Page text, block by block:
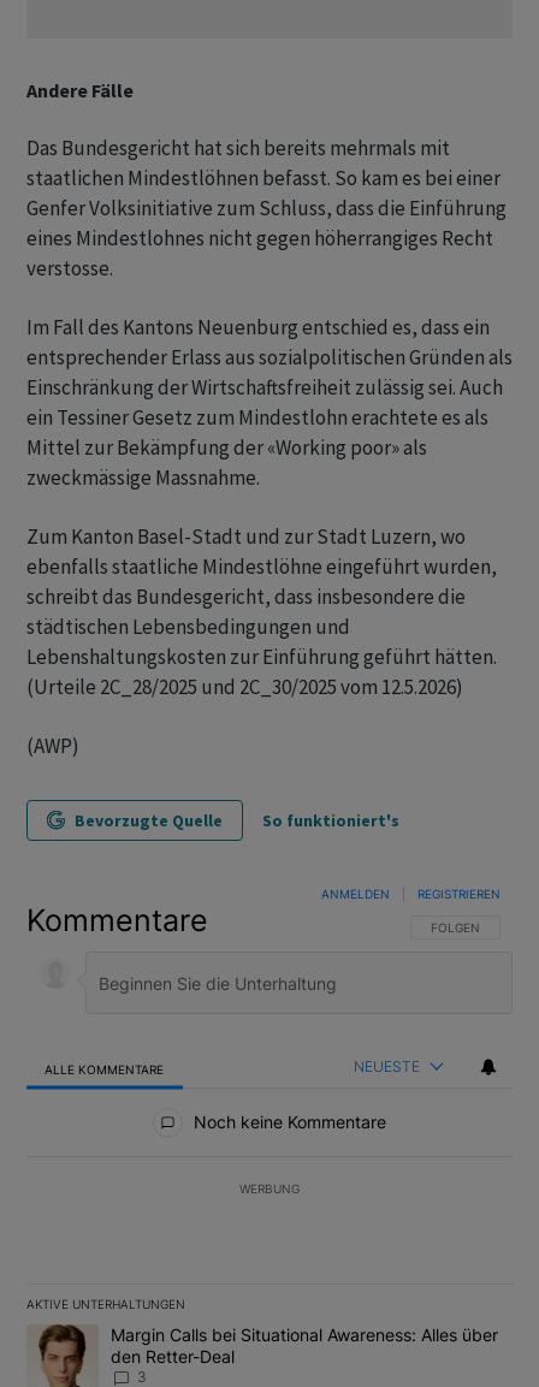
Andere Fälle
Das Bundesgericht hat sich bereits mehrmals mit
staatlichen Mindestlöhnen befasst. So kam es bei einer
Genfer Volksinitiative zum Schluss, dass die Einführung
eines Mindestlohnes nicht gegen höherrangiges Recht
verstosse.
Im Fall des Kantons Neuenburg entschied es, dass ein
entsprechender Erlass aus sozialpolitischen Gründen als
Einschränkung der Wirtschaftsfreiheit zulässig sei. Auch
ein Tessiner Gesetz zum Mindestlohn erachtete es als
Mittel zur Bekämpfung der «Working poor» als
zweckmässige Massnahme.
Zum Kanton Basel-Stadt und zur Stadt Luzern, wo
ebenfalls staatliche Mindestlöhne eingeführt wurden,
schreibt das Bundesgericht, dass insbesondere die
städtischen Lebensbedingungen und
Lebenshaltungskosten zur Einführung geführt hätten.
(Urteile 2C_28/2025 und 2C_30/2025 vom 12.5.2026)
(AWP)
Bevorzugte Quelle So funktioniert's
Kommentare FOLGE DIESER
FOLGEN
ANMELDEN REGISTRIEREN
ALLE KOMMENTARE NEUESTE
Noch keine Kommentare
WERBUNG
AKTIVE UNTERHALTUNGEN
Das Folgende ist eine Liste der am meisten kommentierten
Ein Trendartikel mit dem Titel "Margin Calls bei Situational
Margin Calls bei Situational Awareness: Alles über
den Retter-Deal
3